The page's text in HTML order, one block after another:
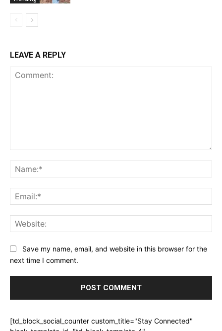
LEAVE A REPLY
Save my name, email, and website in this browser for the
next time I comment.
[td_block_social_counter custom_title="Stay Connected"